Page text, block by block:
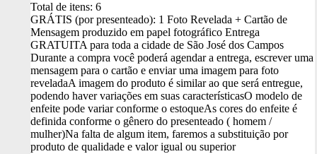
Total de itens: 6
GRÁTIS (por presenteado): 1 Foto Revelada + Cartão de
Mensagem produzido em papel fotográfico Entrega
GRATUITA para toda a cidade de São José dos Campos
Durante a compra você poderá agendar a entrega, escrever uma
mensagem para o cartão e enviar uma imagem para foto
reveladaA imagem do produto é similar ao que será entregue,
podendo haver variações em suas característicasO modelo de
enfeite pode variar conforme o estoqueAs cores do enfeite é
definida conforme o gênero do presenteado ( homem /
mulher)Na falta de algum item, faremos a substituição por
produto de qualidade e valor igual ou superior